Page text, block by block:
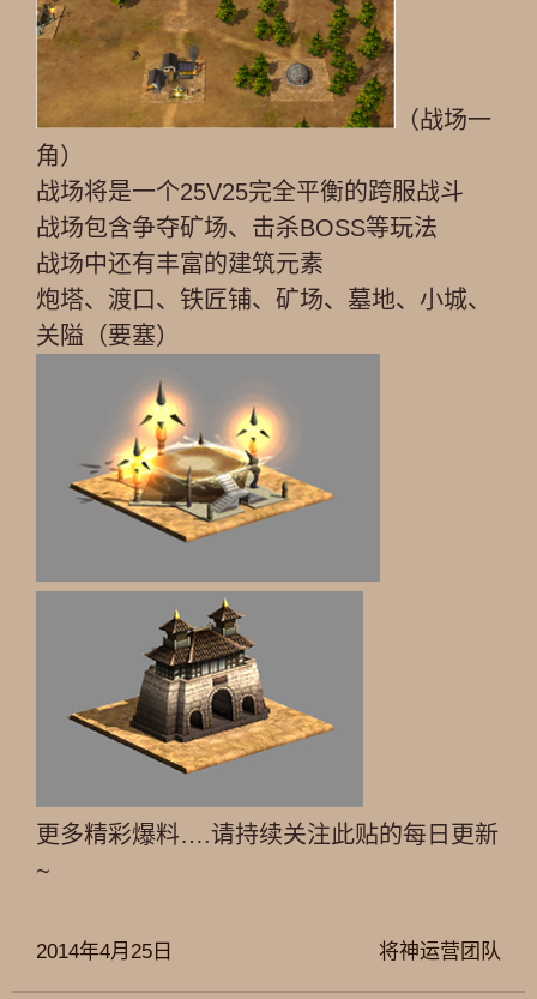
（战场一
角）
战场将是一个25V25完全平衡的跨服战斗
战场包含争夺矿场、击杀BOSS等玩法
战场中还有丰富的建筑元素
炮塔、渡口、铁匠铺、矿场、墓地、小城、
关隘（要塞）
更多精彩爆料….请持续关注此贴的每日更新
~
将神运营团队
2014年4月25日